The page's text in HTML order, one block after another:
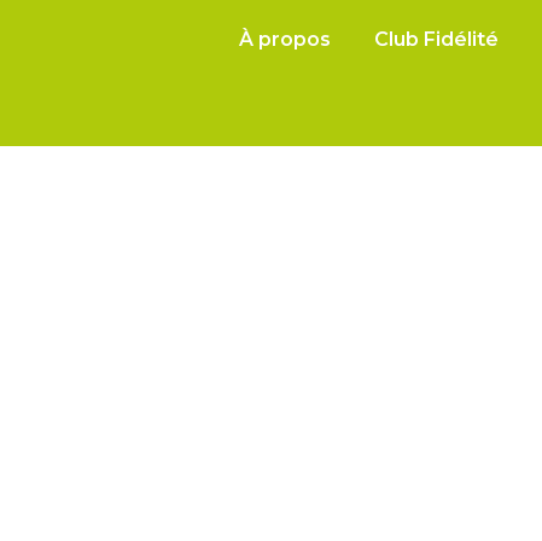
À propos Club Fidélité